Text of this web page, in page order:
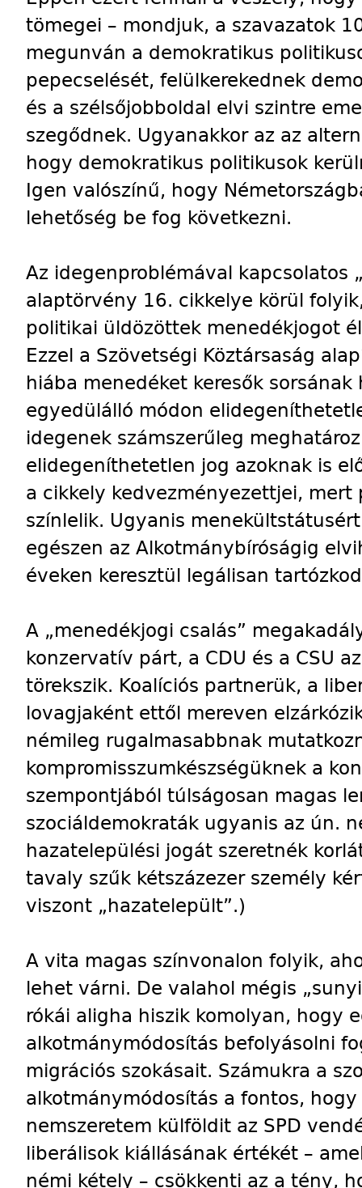
tömegei – mondjuk, a szavazatok
megunván a demokratikus
pepecselését, felülkerekednek
és a szélsőjobboldal elvi szintre
szegődnek. Ugyanakkor az az
hogy demokratikus politikusok
Igen valószínű, hogy
lehetőség be fog következni.
Az idegenproblémával kapcsolatos
alaptörvény 16. cikkelye körül
politikai üldözöttek menedékjogot
Ezzel a Szövetségi Köztársaság
hiába menedéket keresők
egyedülálló módon
idegenek számszerűleg
elidegeníthetetlen jog azoknak is
a cikkely kedvezményezettjei,
színlelik. Ugyanis
egészen az Alkotmánybíróságig
éveken keresztül legálisan
A „menedékjogi csalás”
konzervatív párt, a CDU és a CSU
törekszik. Koalíciós partnerük, a
lovagjaként ettől mereven
némileg rugalmasabbnak
kompromisszumkészségüknek a
szempontjából túlságosan magas
szociáldemokraták ugyanis az ún.
hazatelepülési jogát szeretnék
tavaly szűk kétszázezer személy
viszont „hazatelepült”.)
A vita magas színvonalon folyik,
lehet várni. De valahol mégis
rókái aligha hiszik komolyan, hogy
alkotmánymódosítás befolyásolni
migrációs szokásait. Számukra a
alkotmánymódosítás a fontos,
nemszeretem külföldit az SPD
liberálisok kiállásának értékét –
némi kétely – csökkenti az a tény,